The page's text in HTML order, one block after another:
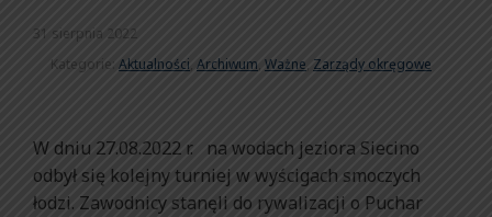
31 sierpnia 2022
Kategorie: Aktualności, Archiwum, Ważne Zarządy okręgowe
W dniu 27.08.2022 r. na wodach jeziora Siecino
odbył się kolejny turniej w wyścigach smoczych
łodzi. Zawodnicy stanęli do rywalizacji o Puchar